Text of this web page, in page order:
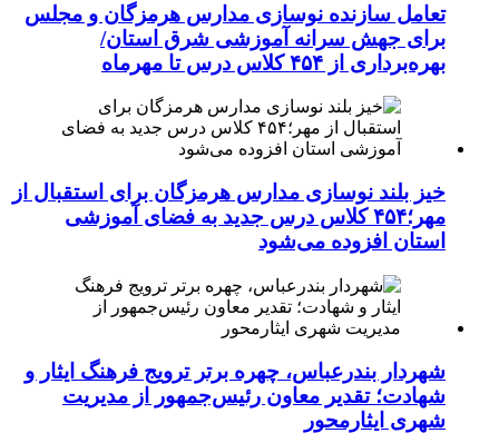
تعامل سازنده نوسازی مدارس هرمزگان و مجلس
برای جهش سرانه آموزشی شرق استان/
بهره‌برداری از ۴۵۴ کلاس درس تا مهرماه
خیز بلند نوسازی مدارس هرمزگان برای استقبال از
مهر؛۴۵۴ کلاس درس جدید به فضای آموزشی
استان افزوده می‌شود
شهردار بندرعباس، چهره برتر ترویج فرهنگ ایثار و
شهادت؛ تقدیر معاون رئیس‌جمهور از مدیریت
شهری ایثارمحور